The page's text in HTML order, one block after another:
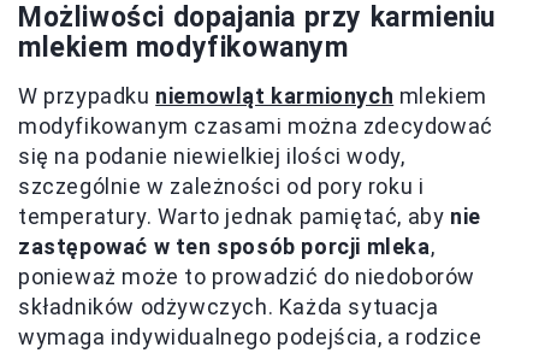
Możliwości dopajania przy karmieniu
mlekiem modyfikowanym
W przypadku niemowląt karmionych mlekiem
modyfikowanym czasami można zdecydować
się na podanie niewielkiej ilości wody,
szczególnie w zależności od pory roku i
temperatury. Warto jednak pamiętać, aby nie
zastępować w ten sposób porcji mleka,
ponieważ może to prowadzić do niedoborów
składników odżywczych. Każda sytuacja
wymaga indywidualnego podejścia, a rodzice